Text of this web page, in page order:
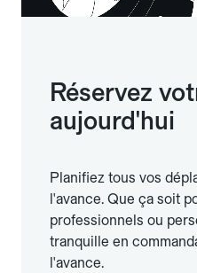
Réservez
aujourd'hui
Planifiez tous vos
l'avance. Que ça soit
professionnels ou
tranquille en
l'avance.